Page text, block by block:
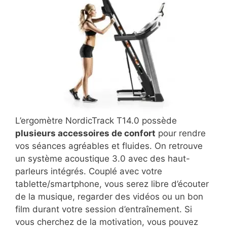
L’ergomètre NordicTrack T14.0 possède
plusieurs accessoires de confort pour rendre
vos séances agréables et fluides. On retrouve
un système acoustique 3.0 avec des haut-
parleurs intégrés. Couplé avec votre
tablette/smartphone, vous serez libre d’écouter
de la musique, regarder des vidéos ou un bon
film durant votre session d’entraînement. Si
vous cherchez de la motivation, vous pouvez